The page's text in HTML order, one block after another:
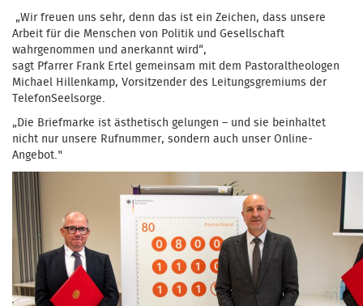
„Wir freuen uns sehr, denn das ist ein Zeichen, dass unsere
Arbeit für die Menschen von Politik und Gesellschaft
wahrgenommen und anerkannt wird“,
sagt Pfarrer Frank Ertel gemeinsam mit dem Pastoraltheologen
Michael Hillenkamp, Vorsitzender des Leitungsgremiums der
TelefonSeelsorge.
„Die Briefmarke ist ästhetisch gelungen – und sie beinhaltet
nicht nur unsere Rufnummer, sondern auch unser Online-
Angebot."